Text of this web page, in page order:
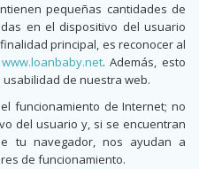
pequeñas cantidades de
en el dispositivo del usuario
principal, es reconocer al
www.loanbaby.net. Además, esto
de nuestra web.
funcionamiento de Internet; no
del usuario y, si se encuentran
tu navegador, nos ayudan a
de funcionamiento.